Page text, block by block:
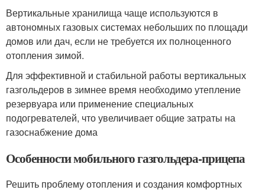
Вертикальные хранилища чаще используются в
автономных газовых системах небольших по площади
домов или дач, если не требуется их полноценного
отопления зимой.
Для эффективной и стабильной работы вертикальных
газгольдеров в зимнее время необходимо утепление
резервуара или применение специальных
подогревателей, что увеличивает общие затраты на
газоснабжение дома
Особенности мобильного газгольдера-прицепа
Решить проблему отопления и создания комфортных